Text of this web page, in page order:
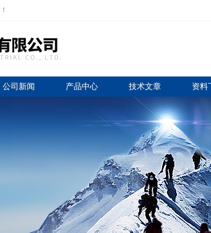
公司新闻 产品中心 技术文章 资料